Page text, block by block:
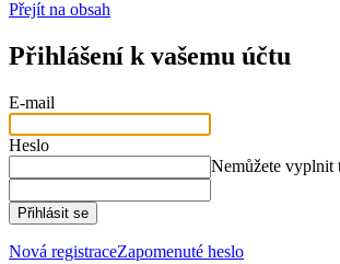
Přejít na obsah
Přihlášení k vašemu účtu
E-mail
Heslo
Nemůžete vyplnit
Přihlásit se
Nová registraceZapomenuté heslo